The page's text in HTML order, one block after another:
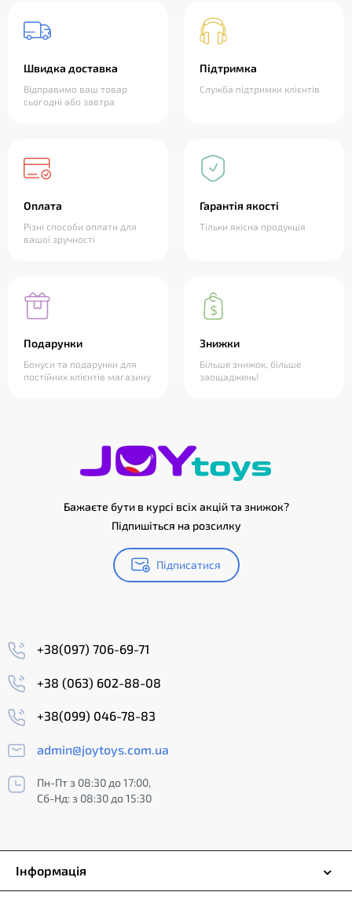
Швидка доставка
Відправимо ваш товар
сьогодні або завтра
Підтримка
Служба підтримки клієнтів
Оплата
Різні способи оплати для
вашої зручності
Гарантія якості
Тільки якісна продукція
Подарунки
Бонуси та подарунки для
постійних клієнтів магазину
Знижки
Більше знижок, більше
заощаджень!
Бажаєте бути в курсі всіх акцій та знижок?
Підпишіться на розсилку
Підписатися
+38(097) 706-69-71
+38 (063) 602-88-08
+38(099) 046-78-83
admin@joytoys.com.ua
Пн-Пт з 08:30 до 17:00,
Сб-Нд: з 08:30 до 15:30
Інформація